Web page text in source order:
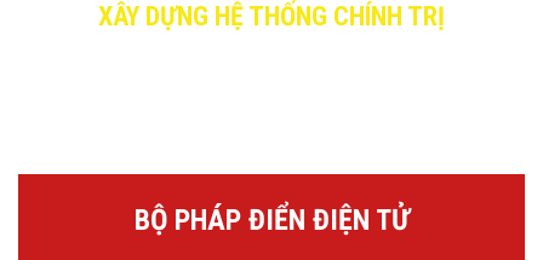
XÂY DỰNG HỆ THỐNG CHÍNH TRỊ
BỘ PHÁP ĐIỂN ĐIỆN TỬ